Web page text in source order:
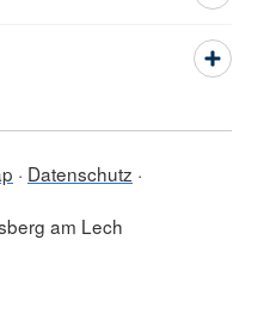
Datenschutz
am Lech